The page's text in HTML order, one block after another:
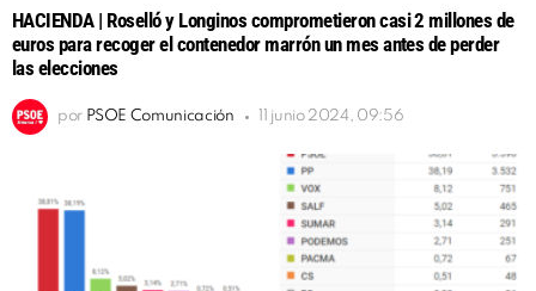
HACIENDA | Roselló y Longinos comprometieron casi 2 millones de
euros para recoger el contenedor marrón un mes antes de perder
las elecciones
por PSOE Comunicación 11 junio 2024, 09:56